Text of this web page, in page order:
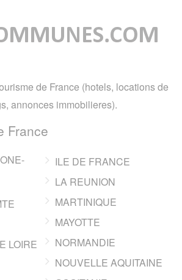
de France (hotels, locations de
annonces immobilieres).
France
LOIRE
ILE DE FRANCE
LA REUNION
MARTINIQUE
MAYOTTE
NORMANDIE
NOUVELLE AQUITAINE